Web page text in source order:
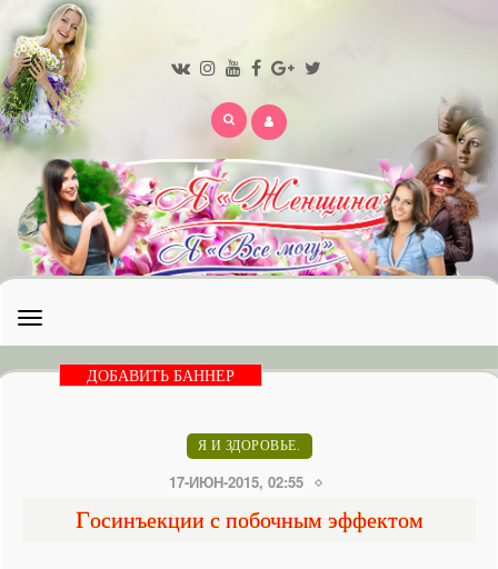
Открыть
меню
ДОБАВИТЬ БАННЕР
Я И ЗДОРОВЬЕ.
17-ИЮН-2015, 02:55
Госинъекции с побочным эффектом